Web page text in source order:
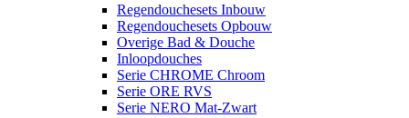
Regendouchesets Inbouw
Regendouchesets Opbouw
Overige Bad & Douche
Inloopdouches
Serie CHROME Chroom
Serie ORE RVS
Serie NERO Mat-Zwart